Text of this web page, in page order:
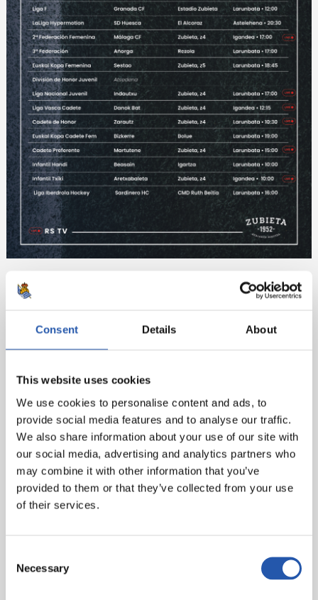
Consent Details About
This website uses cookies
We use cookies to personalise content and ads, to
provide social media features and to analyse our traffic.
We also share information about your use of our site with
our social media, advertising and analytics partners who
may combine it with other information that you’ve
provided to them or that they’ve collected from your use
of their services.
Selection
Necessary
En el evento en cuestión la REAL SOCIEDAD DE FÚTBOL procederá a la toma de
imágenes, las cuales podrán ser publicadas en canales de comunicación oficiales
las imágenes en las que pueda aparecer Ud. o algún menor que esté bajo su tutela
sean publicadas, por favor, háganoslo saber en la siguiente dirección de correo
electrónico, y procederemos a su inmediata retirada: pdcp@realsociedad.eus. La
política de privacidad correspondiente se encuentra en el siguiente
enlace: https://cdn.realsociedad.eus//Uploads/CntDetalles/503/1/acd80c62-c8f7-4b75-
9eb4-d09362fb43cd.pdf.